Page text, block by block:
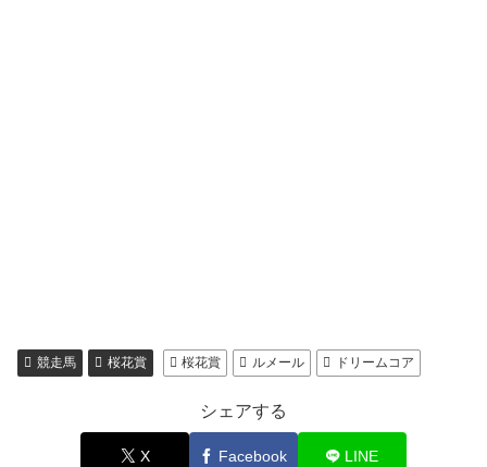
競走馬 桜花賞 桜花賞 ルメール ドリームコア
シェアする
X Facebook LINE